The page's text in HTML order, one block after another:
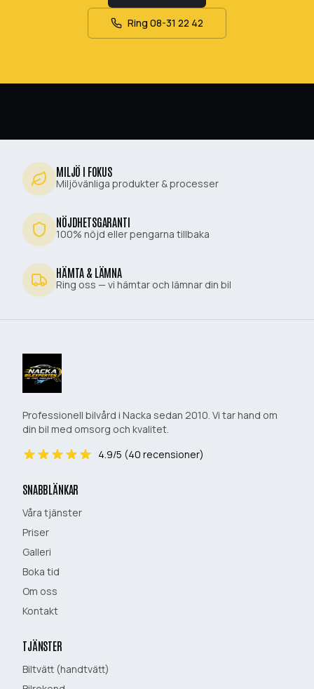
Ring 08-31 22 42
MILJÖ I FOKUS
Miljövänliga produkter & processer
NÖJDHETSGARANTI
100% nöjd eller pengarna tillbaka
HÄMTA & LÄMNA
Ring oss — vi hämtar och lämnar din bil
Professionell bilvård i Nacka sedan 2010. Vi tar hand om
din bil med omsorg och kvalitet.
4.9/5 (40 recensioner)
SNABBLÄNKAR
Våra tjänster
Priser
Galleri
Boka tid
Om oss
Kontakt
TJÄNSTER
Biltvätt (handtvätt)